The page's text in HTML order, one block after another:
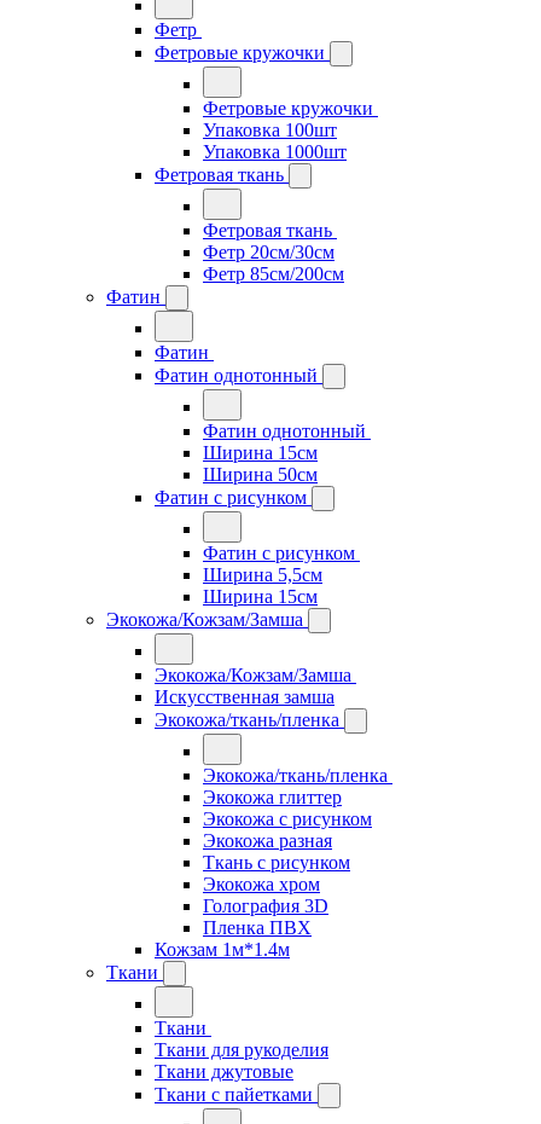
Фетр
Фетровые кружочки
Фетровые кружочки
Упаковка 100шт
Упаковка 1000шт
Фетровая ткань
Фетровая ткань
Фетр 20см/30см
Фетр 85см/200см
Фатин
Фатин
Фатин однотонный
Фатин однотонный
Ширина 15см
Ширина 50см
Фатин с рисунком
Фатин с рисунком
Ширина 5,5см
Ширина 15см
Экокожа/Кожзам/Замша
Экокожа/Кожзам/Замша
Искусственная замша
Экокожа/ткань/пленка
Экокожа/ткань/пленка
Экокожа глиттер
Экокожа с рисунком
Экокожа разная
Ткань с рисунком
Экокожа хром
Голография 3D
Пленка ПВХ
Кожзам 1м*1.4м
Ткани
Ткани
Ткани для рукоделия
Ткани джутовые
Ткани с пайетками